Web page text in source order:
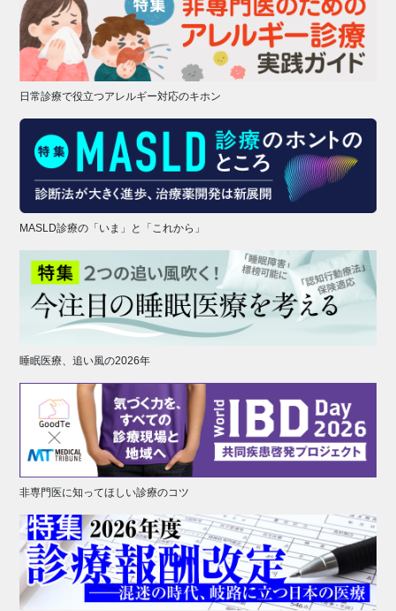
日常診療で役立つアレルギー対応のキホン
MASLD診療の「いま」と「これから」
睡眠医療、追い風の2026年
非専門医に知ってほしい診療のコツ